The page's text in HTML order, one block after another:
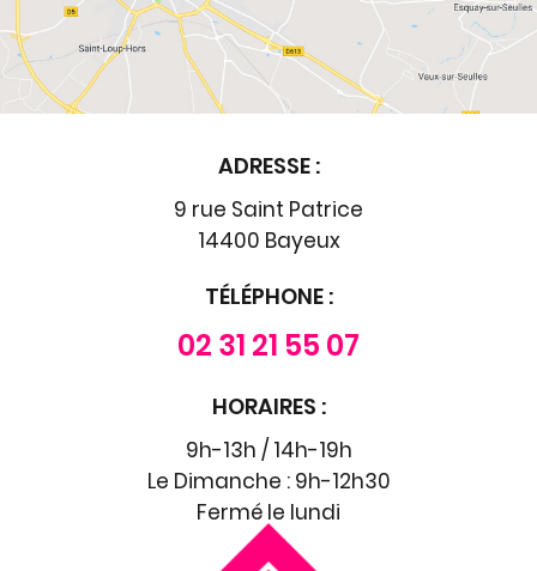
ADRESSE :
9 rue Saint Patrice
14400 Bayeux
TÉLÉPHONE :
02 31 21 55 07
HORAIRES :
9h-13h / 14h-19h
Le Dimanche : 9h-12h30
Fermé le lundi